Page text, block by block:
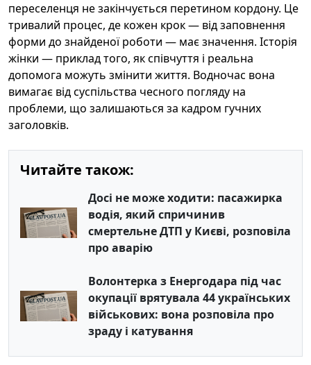
переселенця не закінчується перетином кордону. Це
тривалий процес, де кожен крок — від заповнення
форми до знайденої роботи — має значення. Історія
жінки — приклад того, як співчуття і реальна
допомога можуть змінити життя. Водночас вона
вимагає від суспільства чесного погляду на
проблеми, що залишаються за кадром гучних
заголовків.
Читайте також:
Досі не може ходити: пасажирка
водія, який спричинив
смертельне ДТП у Києві, розповіла
про аварію
Волонтерка з Енергодара під час
окупації врятувала 44 українських
військових: вона розповіла про
зраду і катування